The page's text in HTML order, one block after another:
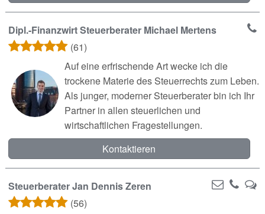
Dipl.-Finanzwirt Steuerberater Michael Mertens
(61)
Auf eine erfrischende Art wecke ich die
trockene Materie des Steuerrechts zum Leben.
Als junger, moderner Steuerberater bin ich Ihr
Partner in allen steuerlichen und
wirtschaftlichen Fragestellungen.
Kontaktieren
Steuerberater Jan Dennis Zeren
(56)